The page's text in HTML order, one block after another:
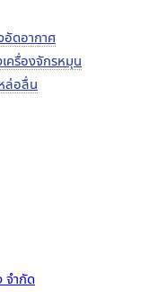
อัดอากาศ
ครื่องจักรหมุน
ล่อลื่น